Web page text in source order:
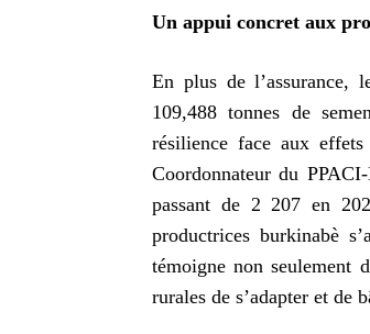
Un appui concret aux
En plus de l’assurance,
109,488 tonnes de
résilience face aux
Coordonnateur du
passant de 2 207 en
productrices burkinabè
témoigne non seulement
rurales de s’adapter et de